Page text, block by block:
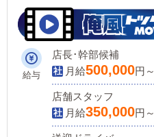
給与
店長･幹部候補
月給500,000円～
店舗スタッフ
月給350,000円～